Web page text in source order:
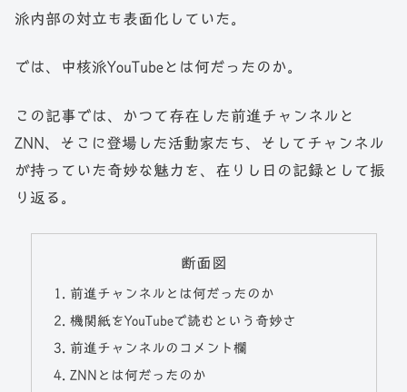
派内部の対立も表面化していた。
では、中核派YouTubeとは何だったのか。
この記事では、かつて存在した前進チャンネルと
ZNN、そこに登場した活動家たち、そしてチャンネル
が持っていた奇妙な魅力を、在りし日の記録として振
り返る。
断面図
前進チャンネルとは何だったのか
機関紙をYouTubeで読むという奇妙さ
前進チャンネルのコメント欄
ZNNとは何だったのか